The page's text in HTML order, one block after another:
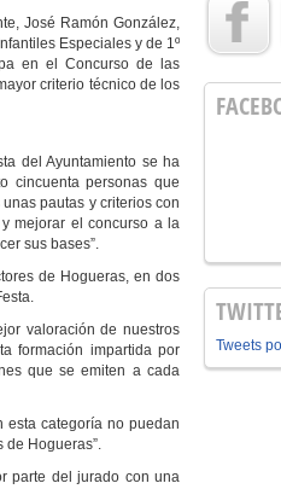
José Ramón González,
Especiales y de 1º
en el Concurso de las
criterio técnico de los
del Ayuntamiento se ha
cincuenta personas que
pautas y criterios con
mejorar el concurso a la
sus bases”.
de Hogueras, en dos
valoración de nuestros
formación impartida por
que se emiten a cada
esta categoría no puedan
de Hogueras”.
parte del jurado con una
Tweets